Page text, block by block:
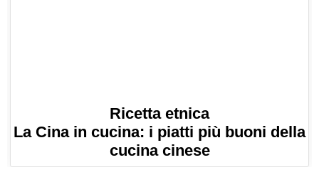
Ricetta etnica
La Cina in cucina: i piatti più buoni della
cucina cinese